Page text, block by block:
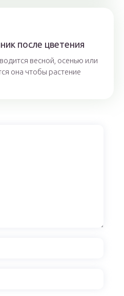
после цветения
весной, осенью или
она чтобы растение